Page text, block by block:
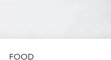
FOOD